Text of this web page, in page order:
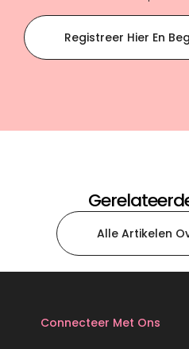
Registreer Hier En
Alle Artikelen
Connecteer Met Ons